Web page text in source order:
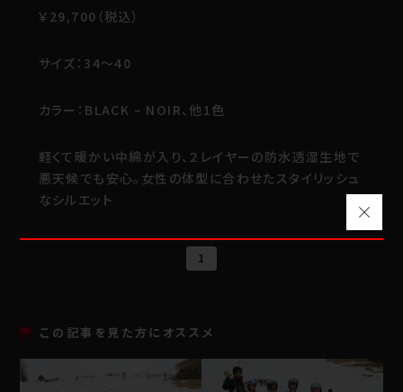
￥29,700（税込）
サイズ：34～40
カラー：BLACK – NOIR、他1色
軽くて暖かい中綿が入り、２レイヤーの防水透湿生地で
悪天候でも安心。女性の体型に合わせたスタイリッシュ
なシルエット
1
この記事を見た方にオススメ